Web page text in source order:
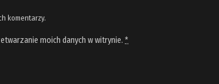
komentarzy.
moich danych w witrynie. *